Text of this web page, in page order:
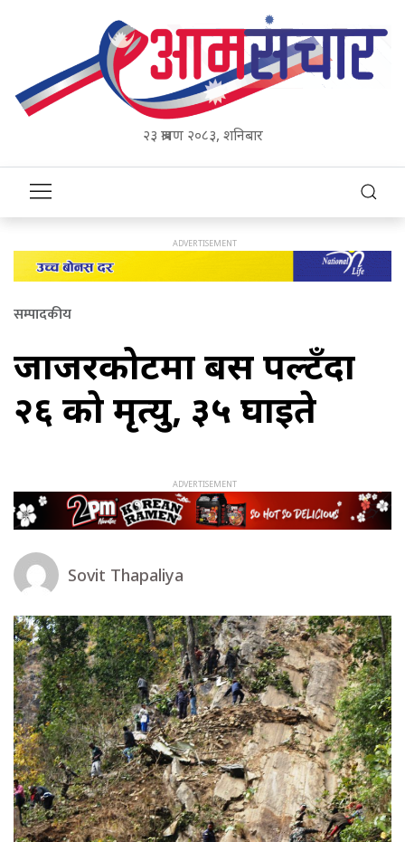
२३ श्रावण २०८३, शनिबार
सम्पादकीय
जाजरकोटमा बस पल्टँदा
२६ को मृत्यु, ३५ घाइते
Sovit Thapaliya